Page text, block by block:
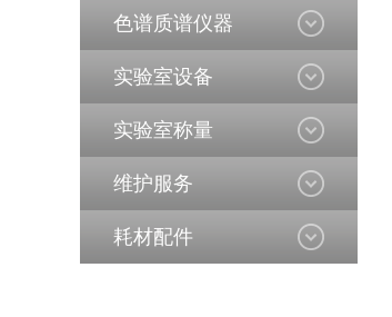
色谱质谱仪器
实验室设备
实验室称量
维护服务
耗材配件